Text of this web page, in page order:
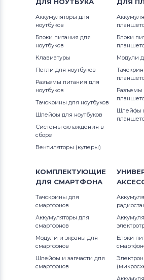
Шлейфы и запчасти для
смартфонов
Шлейфы и запчасти для
смартфонов Samsung
Шлейфы и запчасти для
смартфоновSony
Шлейфы и запчасти для
смартфоновAlcatel
Шлейфы и запчасти для
смартфоновIrbis
Аккумуляторы для
ноутбуков
Блоки питания для
ноутбуков
Клавиатуры
Петли для ноутбуков
Разъемы питания для
ноутбуков
Тачскрины для ноутбуков
Шлейфы для ноутбуков
Системы охлаждения в
сборе
Вентиляторы (кулеры)
Блоки
Модули
Разъемы
Шлейфы
КОМПЛЕКТУЮЩИЕ
ДЛЯ СМАРТФОНА
Тачскрины для
смартфонов
Аккумуляторы для
смартфонов
Модули и экраны для
смартфонов
Шлейфы и запчасти для
смартфонов
Блоки